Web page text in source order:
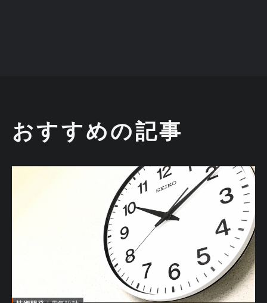
おすすめの記事